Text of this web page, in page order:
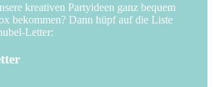
kreativen Partyideen ganz bequem
bekommen? Dann hüpf auf die Liste
Letter: